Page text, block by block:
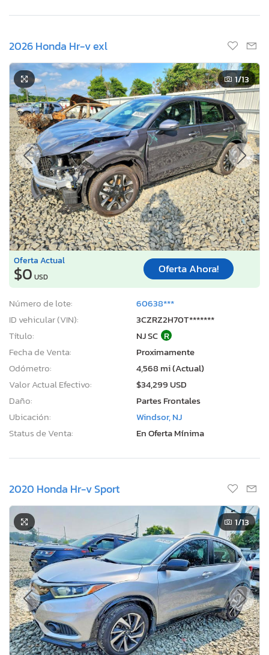
2026 Honda Hr-v exl
1/13
Oferta Actual
$0 USD
Oferta Ahora!
Número de lote:
60638***
ID vehicular (VIN):
3CZRZ2H70T*******
Título:
NJ SC R
Fecha de Venta:
Proximamente
Odómetro:
4,568 mi (Actual)
Valor Actual Efectivo:
$34,299 USD
Daño:
Partes Frontales
Ubicación:
Windsor, NJ
Status de Venta:
En Oferta Mínima
2020 Honda Hr-v Sport
1/13